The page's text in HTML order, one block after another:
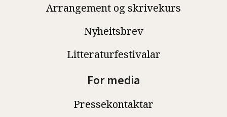
Arrangement og skrivekurs
Nyheitsbrev
Litteraturfestivalar
For media
Pressekontaktar